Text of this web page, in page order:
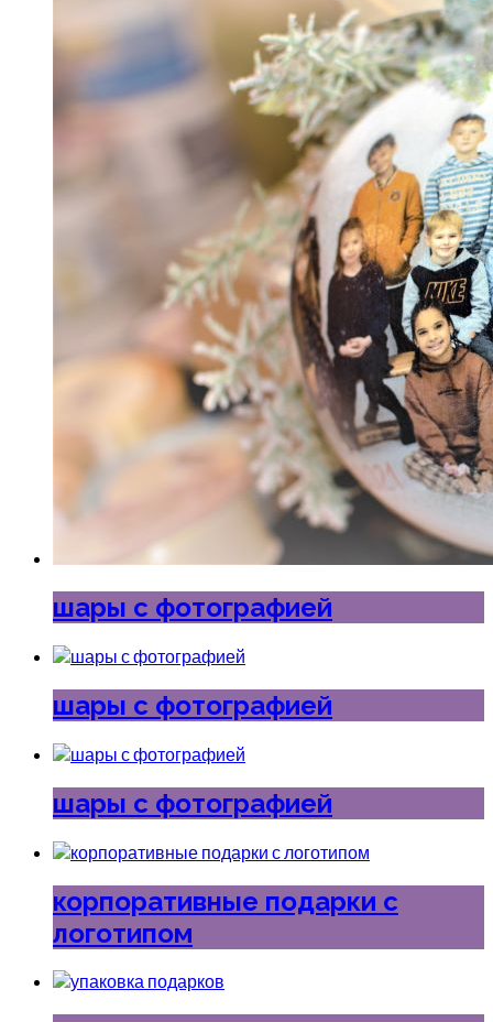
шары с фотографией
шары с фотографией
шары с фотографией
корпоративные подарки с
логотипом